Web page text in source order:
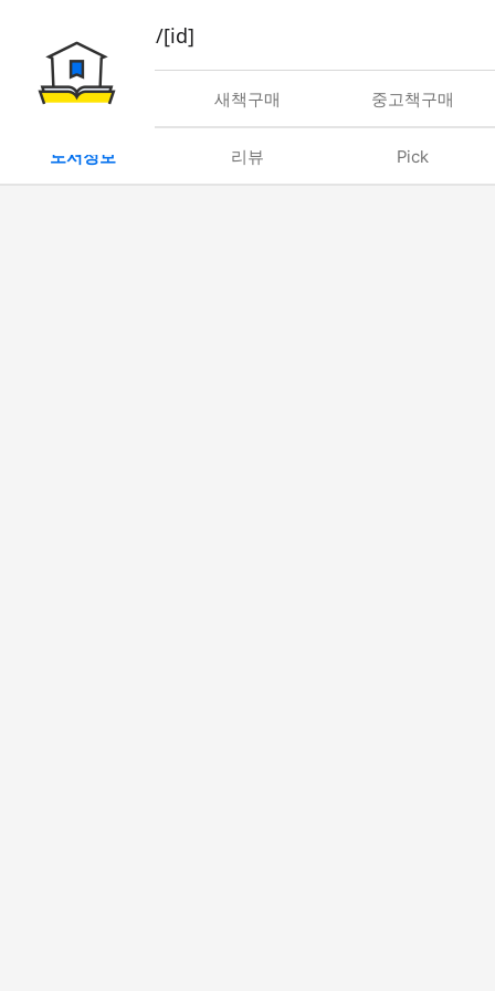
book/rent/[id]
대여 새책구매 중고책구매
도서정보 리뷰 Pick